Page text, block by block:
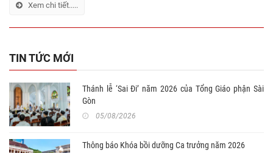
Xem chi tiết.....
TIN TỨC MỚI
Thánh lễ ‘Sai Đi’ năm 2026 của Tổng Giáo phận Sài
Gòn
05/08/2026
Thông báo Khóa bồi dưỡng Ca trưởng năm 2026